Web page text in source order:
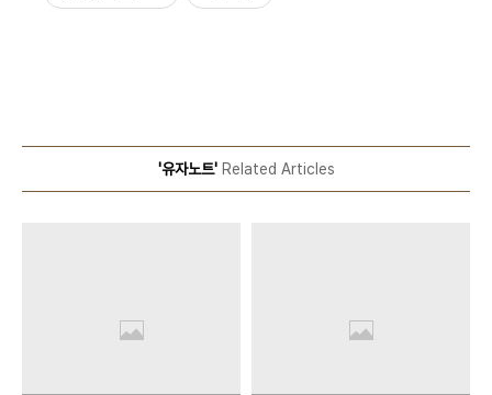
'유자노트'Related Articles